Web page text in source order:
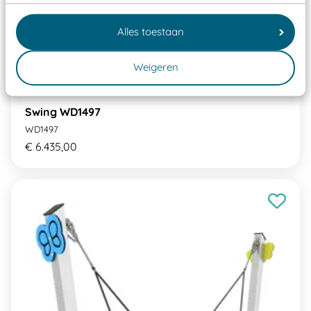
Alles toestaan
Weigeren
Swing WD1497
WD1497
€ 6.435,00